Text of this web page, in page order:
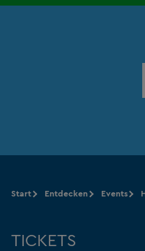
Start Entdecken Events
TICKETS